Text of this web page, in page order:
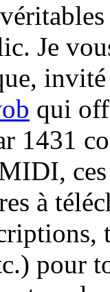
Je
qui
1431
à
pour